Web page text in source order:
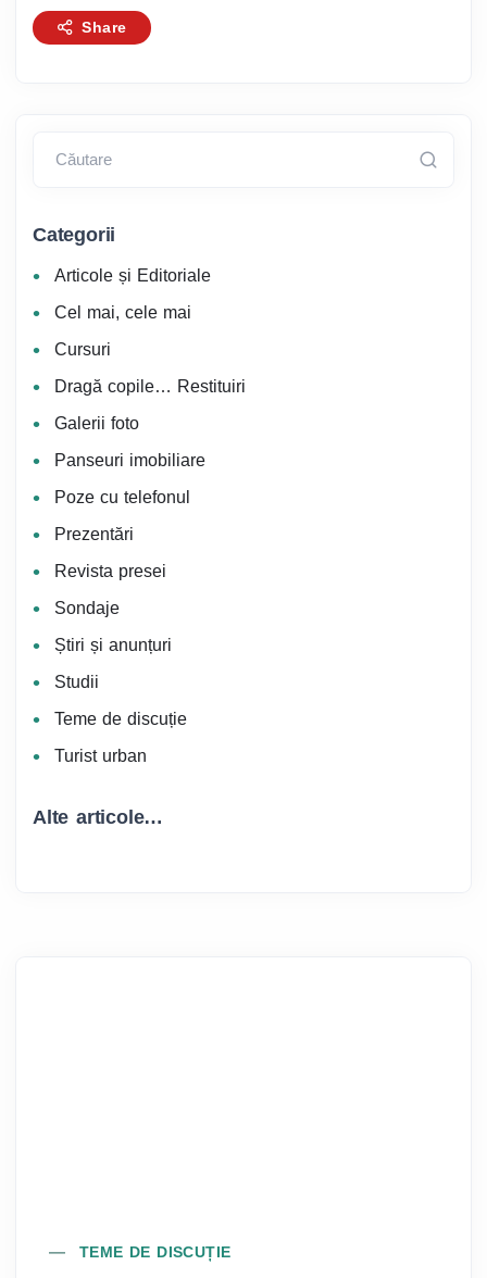
Share
Căutare
Categorii
Articole și Editoriale
Cel mai, cele mai
Cursuri
Dragă copile… Restituiri
Galerii foto
Panseuri imobiliare
Poze cu telefonul
Prezentări
Revista presei
Sondaje
Știri și anunțuri
Studii
Teme de discuție
Turist urban
Alte articole…
TEME DE DISCUȚIE